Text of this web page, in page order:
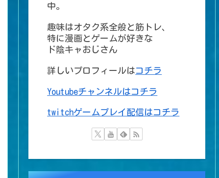
中。
趣味はオタク系全般と筋トレ、
特に漫画とゲームが好きな
ド陰キャおじさん
詳しいプロフィールはコチラ
Youtubeチャンネルはコチラ
twitchゲームプレイ配信はコチラ